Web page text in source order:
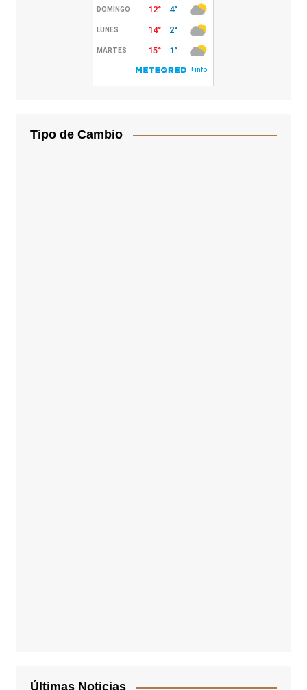
Tipo de Cambio
Últimas Noticias